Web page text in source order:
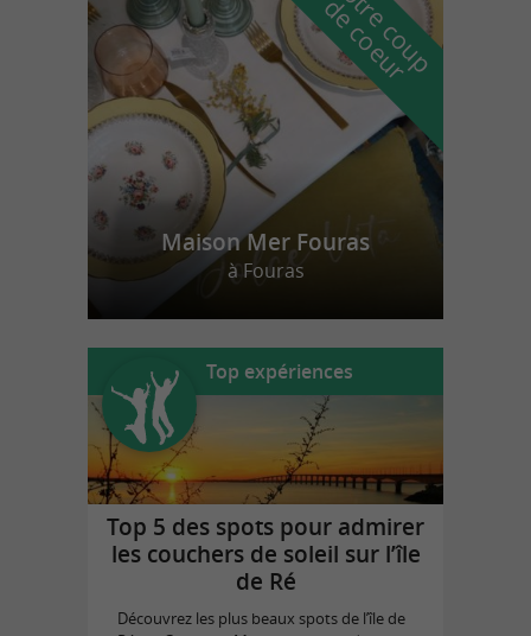
r
d
r
Maison Mer Fouras
à Fouras
Top expériences
Top 5 des spots pour admirer
les couchers de soleil sur l’île
de Ré
Découvrez les plus beaux spots de l’île de